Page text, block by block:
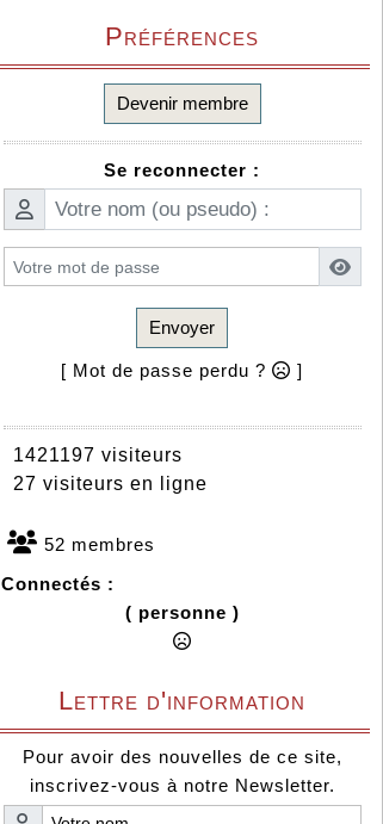
Préférences
Devenir membre
Se reconnecter :
Envoyer
[ Mot de passe perdu ? ]
1421197 visiteurs
27 visiteurs en ligne
52 membres
Connectés :
( personne )
Lettre d'information
Pour avoir des nouvelles de ce site,
inscrivez-vous à notre Newsletter.